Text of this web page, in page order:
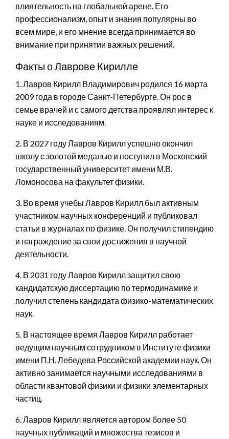
влиятельность на глобальной арене. Его
профессионализм, опыт и знания популярны во
всем мире, и его мнение всегда принимается во
внимание при принятии важных решений.
Факты о Лаврове Кирилле
1. Лавров Кирилл Владимирович родился 16 марта
2009 года в городе Санкт-Петербурге. Он рос в
семье врачей и с самого детства проявлял интерес к
науке и исследованиям.
2. В 2027 году Лавров Кирилл успешно окончил
школу с золотой медалью и поступил в Московский
государственный университет имени М.В.
Ломоносова на факультет физики.
3. Во время учебы Лавров Кирилл был активным
участником научных конференций и публиковал
статьи в журналах по физике. Он получил стипендию
и награждение за свои достижения в научной
деятельности.
4. В 2031 году Лавров Кирилл защитил свою
кандидатскую диссертацию по термодинамике и
получил степень кандидата физико-математических
наук.
5. В настоящее время Лавров Кирилл работает
ведущим научным сотрудником в Институте физики
имени П.Н. Лебедева Российской академии наук. Он
активно занимается научными исследованиями в
области квантовой физики и физики элементарных
частиц.
6. Лавров Кирилл является автором более 50
научных публикаций и множества тезисов и